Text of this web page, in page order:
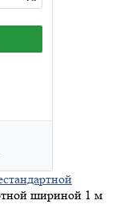
шириной 1 м